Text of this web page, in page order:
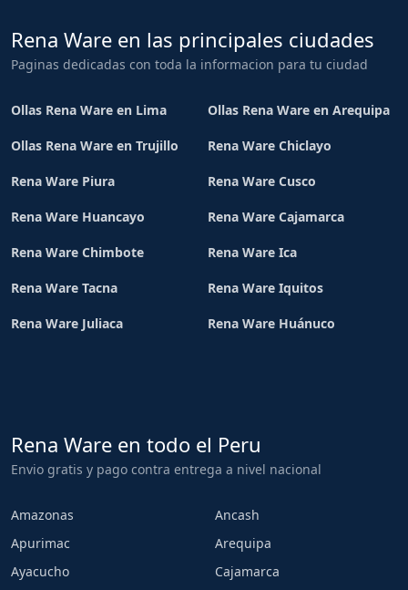
Rena Ware en las principales ciudades
Paginas dedicadas con toda la informacion para tu ciudad
Ollas Rena Ware en Lima Ollas Rena Ware en Arequipa
Ollas Rena Ware en Trujillo Rena Ware Chiclayo
Rena Ware Piura Rena Ware Cusco
Rena Ware Huancayo Rena Ware Cajamarca
Rena Ware Chimbote Rena Ware Ica
Rena Ware Tacna Rena Ware Iquitos
Rena Ware Juliaca Rena Ware Huánuco
Rena Ware en todo el Peru
Envio gratis y pago contra entrega a nivel nacional
Amazonas
Ancash
Apurimac
Arequipa
Ayacucho
Cajamarca